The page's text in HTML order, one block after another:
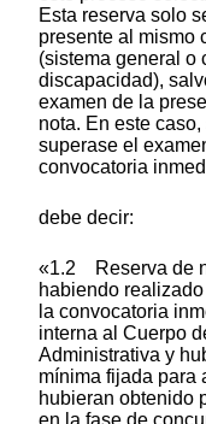
Esta reserva solo
presente al mismo
(sistema general o
discapacidad),
examen de la
nota. En este
superase el
convocatoria
debe decir:
«1.2 Reserva de
habiendo
la convocatoria
interna al Cuerpo
Administrativa y
mínima fijada para
hubieran obtenido
en la fase de